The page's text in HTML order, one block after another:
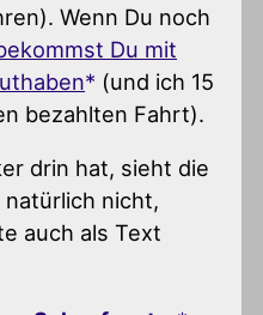
Wenn Du noch
Du mit
(und ich 15
bezahlten Fahrt).
drin hat, sieht die
nicht,
auch als Text